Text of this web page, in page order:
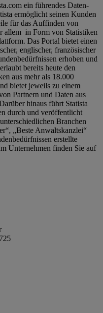
ein führendes Daten-
ermöglicht seinen Kunden
für das Auffinden von
allem in Form von Statistiken
Das Portal bietet einen
englischer, französischer
erhoben und
bereits heute den
aus mehr als 18.000
bietet jeweils zu einem
Partnern und Daten aus
hinaus führt Statista
durch und veröffentlicht
Branchen
„Beste Anwaltskanzlei“
erstellte
Unternehmen finden Sie auf